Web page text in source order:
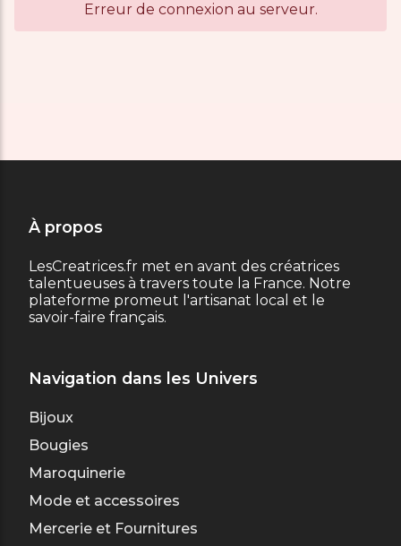
Erreur de connexion au serveur.
À propos
LesCreatrices.fr met en avant des créatrices
talentueuses à travers toute la France. Notre
plateforme promeut l'artisanat local et le
savoir-faire français.
Navigation dans les Univers
Bijoux
Bougies
Maroquinerie
Mode et accessoires
Mercerie et Fournitures